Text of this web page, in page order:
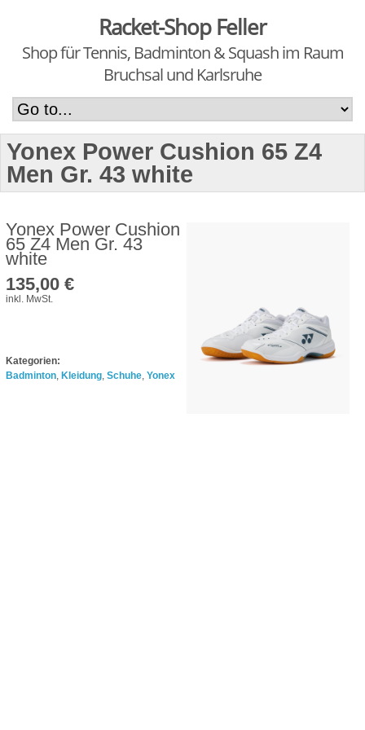
Racket-Shop Feller
Shop für Tennis, Badminton & Squash im Raum
Bruchsal und Karlsruhe
Yonex Power Cushion 65 Z4
Men Gr. 43 white
Yonex Power Cushion
65 Z4 Men Gr. 43
white
135,00 €
inkl. MwSt.
Kategorien:
Badminton Kleidung Schuhe Yonex